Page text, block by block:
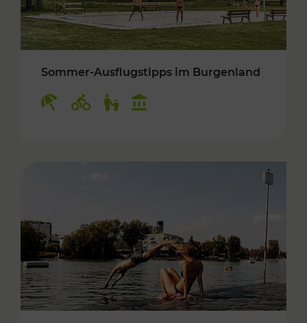
Sommer-Ausflugstipps im Burgenland